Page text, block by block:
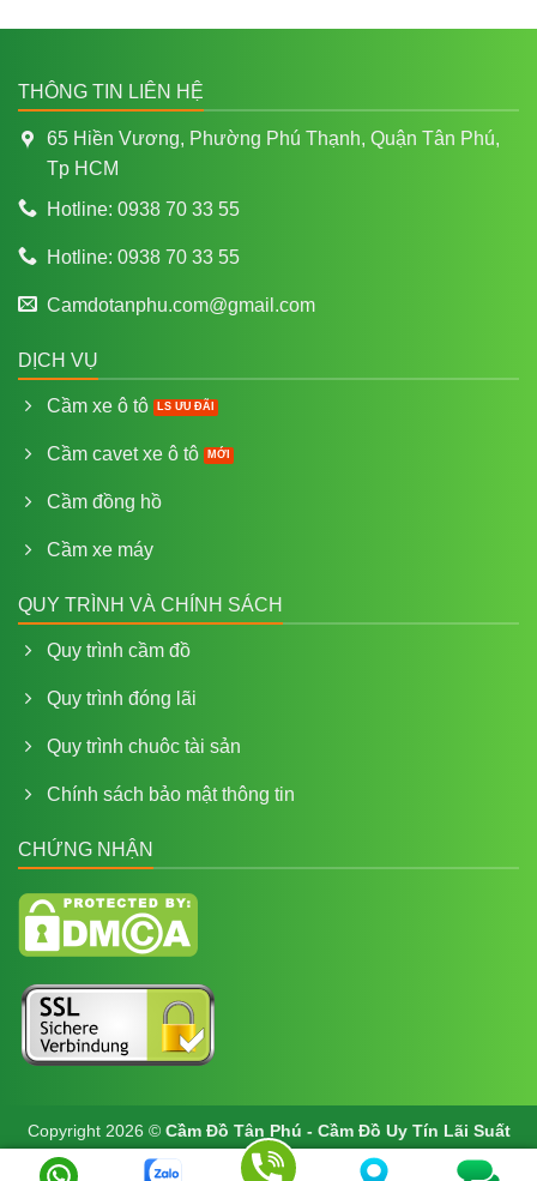
THÔNG TIN LIÊN HỆ
65 Hiền Vương, Phường Phú Thạnh, Quận Tân Phú,
Tp HCM
Hotline: 0938 70 33 55
Hotline: 0938 70 33 55
Camdotanphu.com@gmail.com
DỊCH VỤ
Cầm xe ô tô
Cầm cavet xe ô tô
Cầm đồng hồ
Cầm xe máy
QUY TRÌNH VÀ CHÍNH SÁCH
Quy trình cầm đồ
Quy trình đóng lãi
Quy trình chuôc tài sản
Chính sách bảo mật thông tin
CHỨNG NHẬN
Copyright 2026 © Cầm Đồ Tân Phú - Cầm Đồ Uy Tín Lãi Suất
Thấp Tại Tp HCM